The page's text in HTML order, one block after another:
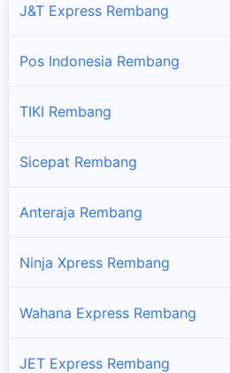
J&T Express Rembang
Pos Indonesia Rembang
TIKI Rembang
Sicepat Rembang
Anteraja Rembang
Ninja Xpress Rembang
Wahana Express Rembang
JET Express Rembang